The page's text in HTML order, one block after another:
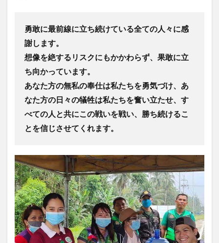
勇敢に最前線に立ち続けている全ての人々に感
謝します。
想像を絶するリスクにもかかわらず、果敢に立
ち向かっています。
あなた方の無私の奉仕は私たちを勇気づけ、あ
なた方の日々の犠牲は私たちを奮い立たせ、す
べての人と共にこの戦いを戦い、勝ち続けるこ
とを信じさせてくれます。